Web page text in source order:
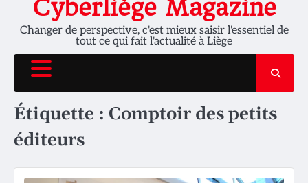
Cyberliège Magazine
Changer de perspective, c'est mieux saisir l'essentiel de
tout ce qui fait l'actualité à Liège
Étiquette : Comptoir des petits
éditeurs